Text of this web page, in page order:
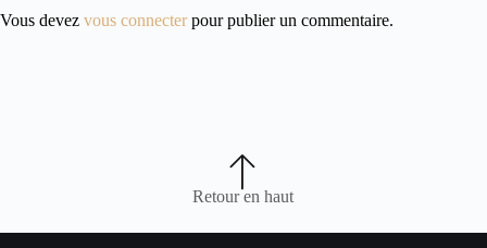
Vous devez vous connecterpour publier un commentaire.
Retour en haut